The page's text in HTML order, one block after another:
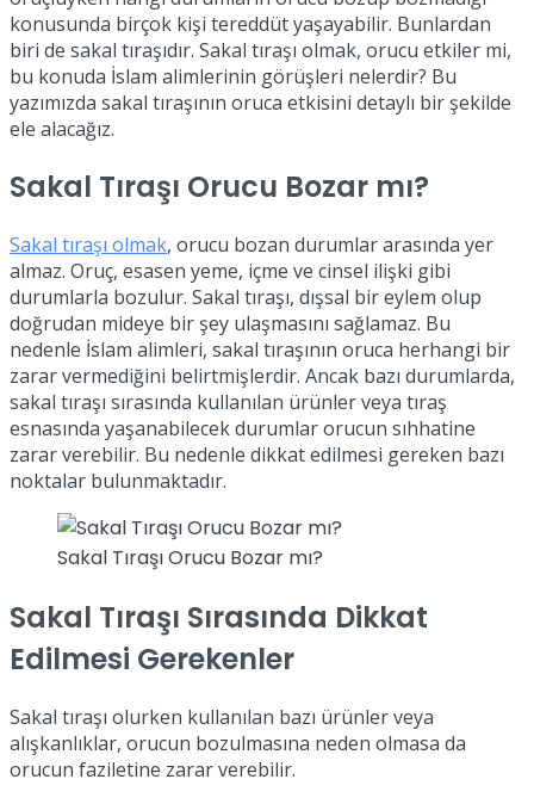
konusunda birçok kişi tereddüt yaşayabilir. Bunlardan
biri de sakal tıraşıdır. Sakal tıraşı olmak, orucu etkiler mi,
bu konuda İslam alimlerinin görüşleri nelerdir? Bu
yazımızda sakal tıraşının oruca etkisini detaylı bir şekilde
ele alacağız.
Sakal Tıraşı Orucu Bozar mı?
Sakal tıraşı olmak, orucu bozan durumlar arasında yer
almaz. Oruç, esasen yeme, içme ve cinsel ilişki gibi
durumlarla bozulur. Sakal tıraşı, dışsal bir eylem olup
doğrudan mideye bir şey ulaşmasını sağlamaz. Bu
nedenle İslam alimleri, sakal tıraşının oruca herhangi bir
zarar vermediğini belirtmişlerdir. Ancak bazı durumlarda,
sakal tıraşı sırasında kullanılan ürünler veya tıraş
esnasında yaşanabilecek durumlar orucun sıhhatine
zarar verebilir. Bu nedenle dikkat edilmesi gereken bazı
noktalar bulunmaktadır.
Sakal Tıraşı Orucu Bozar mı?
Sakal Tıraşı Sırasında Dikkat
Edilmesi Gerekenler
Sakal tıraşı olurken kullanılan bazı ürünler veya
alışkanlıklar, orucun bozulmasına neden olmasa da
orucun faziletine zarar verebilir.